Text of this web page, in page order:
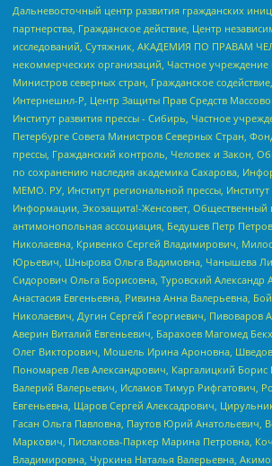
Дальневосточный центр развития гражданских
партнерства, Гражданское действие, Центр
исследований, Сутяжник, АКАДЕМИЯ ПО ПРАВАМ
некоммерческих организаций, Частное учреждение
Министров северных стран, Гражданское
Интернешнл-Р, Центр Защиты Прав Средств
Институт развития прессы - Сибирь, Частное
Петербурге Совета Министров Северных Стран,
прессы, Гражданский контроль, Человек и Закон,
по сохранению наследия академика Сахарова,
МЕМО. РУ, Институт региональной прессы,
Информации, Экозащита!-Женсовет, Общественный
антимонопольная ассоциация, Бедушев Петр
Николаевна, Кривенко Сергей Владимирович,
Юрьевич, Шнырова Ольга Вадимовна, Чанышева
Сидорович Ольга Борисовна, Туровский Александр
Анастасия Евгеньевна, Ривина Анна Валерьевна,
Николаевич, Дугин Сергей Георгиевич, Пивоваров
Аверин Виталий Евгеньевич, Барахоев Магомед
Олег Викторович, Мошель Ирина Ароновна,
Пономарев Лев Александрович, Каргалицкий
Валерий Валерьевич, Исламов Тимур Рифгатович,
Евгеньевна, Щаров Сергей Алексадрович,
Гасан Ольга Павловна, Паутов Юрий Анатольевич,
Маркович, Пислакова-Паркер Марина Петровна,
Владимировна, Чуркина Наталья Валерьевна,